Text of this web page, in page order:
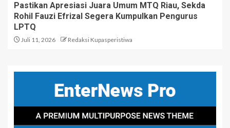
Pastikan Apresiasi Juara Umum MTQ Riau, Sekda
Rohil Fauzi Efrizal Segera Kumpulkan Pengurus
LPTQ
Juli 11, 2026 Redaksi Kupasperistiwa